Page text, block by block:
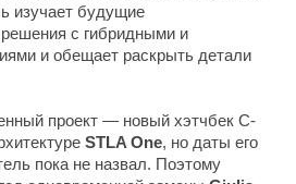
изучает будущие
решения с гибридными и
и обещает раскрыть детали
проект — новый хэтчбек C-
STLA One, но даты его
пока не назвал. Поэтому